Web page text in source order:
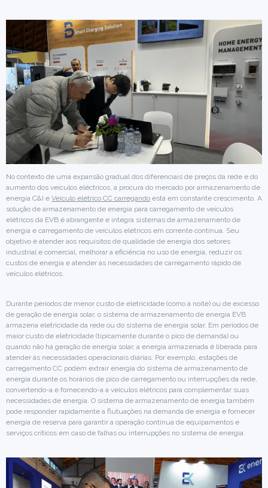
No contexto de uma expansão gradual dos diferenciais de preços da rede e do
aumento dos veículos eléctricos, a procura do mercado por armazenamento de
energia C&I e Veículo elétrico CC carregando está em constante crescimento. A
solução de armazenamento de energia para carregamento de veículos
elétricos da EVB é abrangente e integra sistemas de armazenamento de
energia e carregamento de veículos elétricos em corrente contínua. Seu
objetivo é atender aos requisitos de qualidade de energia dos setores
industrial e comercial, melhorar a eficiência no uso de energia, reduzir os
custos de energia e atender às necessidades de carregamento rápido de
veículos elétricos.
Durante períodos de menor custo de eletricidade (como à noite) ou de excesso
de geração de energia solar, o sistema de armazenamento de energia EVB
armazena eletricidade da rede ou do sistema de energia solar. Em períodos de
maior custo de eletricidade (tipicamente durante o pico de demanda) ou
quando não há geração de energia solar, a energia armazenada é liberada para
atender às necessidades operacionais diárias. Por exemplo, estações de
carregamento CC podem extrair energia do sistema de armazenamento de
energia durante os horários de pico de carregamento ou interrupções da rede,
convertendo-a e fornecendo-a a veículos elétricos para complementar suas
necessidades de energia. O sistema de armazenamento de energia também
pode responder rapidamente a flutuações na demanda de energia e fornecer
energia de reserva para garantir a operação contínua de equipamentos e
serviços críticos em caso de falhas ou interrupções no sistema de energia.